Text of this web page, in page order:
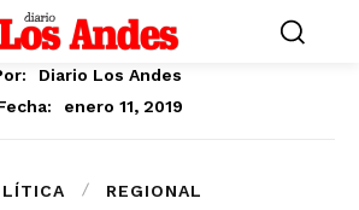
Diario Los Andes
enero 11, 2019
REGIONAL